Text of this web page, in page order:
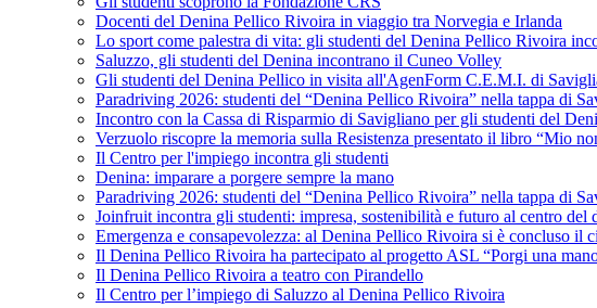
Docenti del Denina Pellico Rivoira in viaggio tra Norvegia e Irlanda
Lo sport come palestra di vita: gli studenti del Denina Pellico Rivoira
Saluzzo, gli studenti del Denina incontrano il Cuneo Volley
Gli studenti del Denina Pellico in visita all'AgenForm C.E.M.I. di
Paradriving 2026: studenti del “Denina Pellico Rivoira” nella tappa di
Incontro con la Cassa di Risparmio di Savigliano per gli studenti del
Verzuolo riscopre la memoria sulla Resistenza presentato il libro “Mio
Il Centro per l'impiego incontra gli studenti
Denina: imparare a porgere sempre la mano
Paradriving 2026: studenti del “Denina Pellico Rivoira” nella tappa di
Joinfruit incontra gli studenti: impresa, sostenibilità e futuro al centro del
Emergenza e consapevolezza: al Denina Pellico Rivoira si è concluso il
Il Denina Pellico Rivoira ha partecipato al progetto ASL “Porgi una
Il Denina Pellico Rivoira a teatro con Pirandello
Il Centro per l’impiego di Saluzzo al Denina Pellico Rivoira